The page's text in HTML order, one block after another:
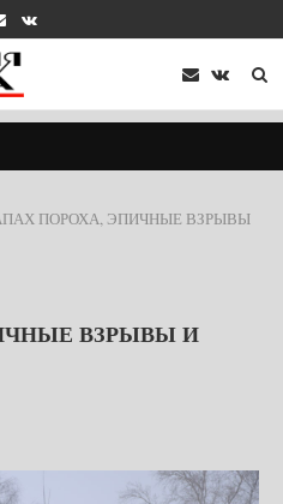
ПОРОХА, ЭПИЧНЫЕ ВЗРЫВЫ
ВЗРЫВЫ И